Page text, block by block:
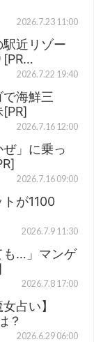
2026.7.23 11:00
近リゾー
[PR…
2026.7.22 19:40
海鮮三
2026.7.16 12:00
」に乗っ
2026.7.16 09:00
が1100
2026.7.9 11:30
も…」マンゲ
2026.7.8 17:00
占い】
？
2026.6.29 06:00